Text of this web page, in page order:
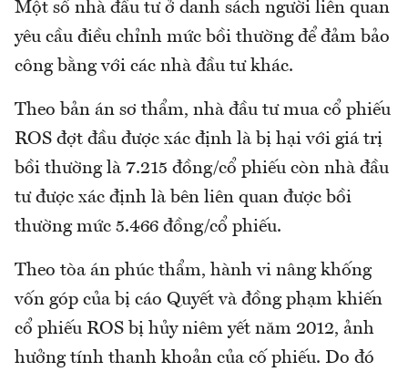
Một số nhà đầu tư ở danh sách người liên quan
yêu cầu điều chỉnh mức bồi thường để đảm bảo
công bằng với các nhà đầu tư khác.
Theo bản án sơ thẩm, nhà đầu tư mua cổ phiếu
ROS đợt đầu được xác định là bị hại với giá trị
bồi thường là 7.215 đồng/cổ phiếu còn nhà đầu
tư được xác định là bên liên quan được bồi
thường mức 5.466 đồng/cổ phiếu.
Theo tòa án phúc thẩm, hành vi nâng khống
vốn góp của bị cáo Quyết và đồng phạm khiến
cổ phiếu ROS bị hủy niêm yết năm 2012, ảnh
hưởng tính thanh khoản của cố phiếu. Do đó